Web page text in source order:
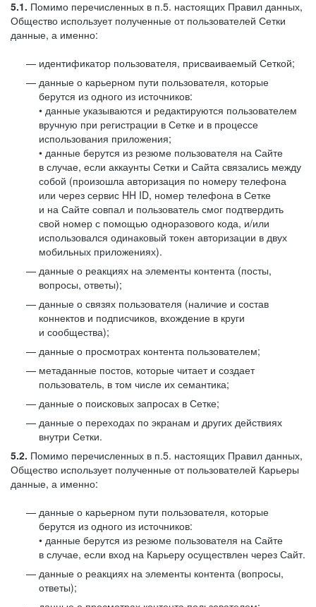
5.1. Помимо перечисленных в п.5. настоящих Правил данных,
Общество использует полученные от пользователей Сетки
данные, а именно:
идентификатор пользователя, присваиваемый Сеткой;
данные о карьерном пути пользователя, которые
берутся из одного из источников:
• данные указываются и редактируются пользователем
вручную при регистрации в Сетке и в процессе
использования приложения;
• данные берутся из резюме пользователя на Сайте
в случае, если аккаунты Сетки и Сайта связались между
собой (произошла авторизация по номеру телефона
или через сервис HH ID, номер телефона в Сетке
и на Сайте совпал и пользователь смог подтвердить
свой номер с помощью одноразового кода, и/или
использовался одинаковый токен авторизации в двух
мобильных приложениях).
данные о реакциях на элементы контента (посты,
вопросы, ответы);
данные о связях пользователя (наличие и состав
коннектов и подписчиков, вхождение в круги
и сообщества);
данные о просмотрах контента пользователем;
метаданные постов, которые читает и создает
пользователь, в том числе их семантика;
данные о поисковых запросах в Сетке;
данные о переходах по экранам и других действиях
внутри Сетки.
5.2. Помимо перечисленных в п.5. настоящих Правил данных,
Общество использует полученные от пользователей Карьеры
данные, а именно:
данные о карьерном пути пользователя, которые
берутся из одного из источников:
• данные берутся из резюме пользователя на Сайте
в случае, если вход на Карьеру осуществлен через Сайт.
данные о реакциях на элементы контента (вопросы,
ответы);